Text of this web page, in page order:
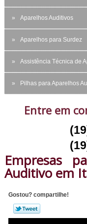
Aparelhos Auditivos
Aparelhos para Surdez
Assistência Técnica de
Pilhas para Aparelhos
Entre em
Empresas
Auditivo em
Gostou? compartilhe!